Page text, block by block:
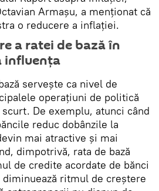
Armașu, a menționat că
o reducere a inflației.
a ratei de bază în
influența
servește ca nivel de
operaţiuni de politică
De exemplu, atunci când
reduc dobânzile la
mai atractive și mai
dimpotrivă, rata de bază
de credite acordate de bănci
ritmul de creștere